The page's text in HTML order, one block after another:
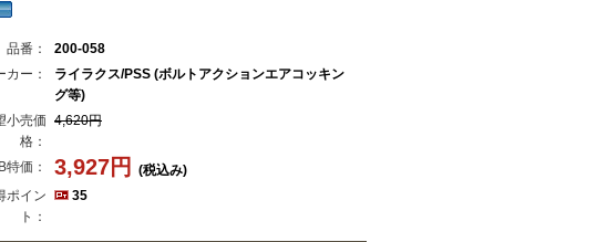
品番：
200-058
カー：
ライラクス/PSS (ボルトアクションエアコッキン
グ等)
小売価
格：
4,620円
特価： 3,927円
(税込み)
ポイン
ト：
35